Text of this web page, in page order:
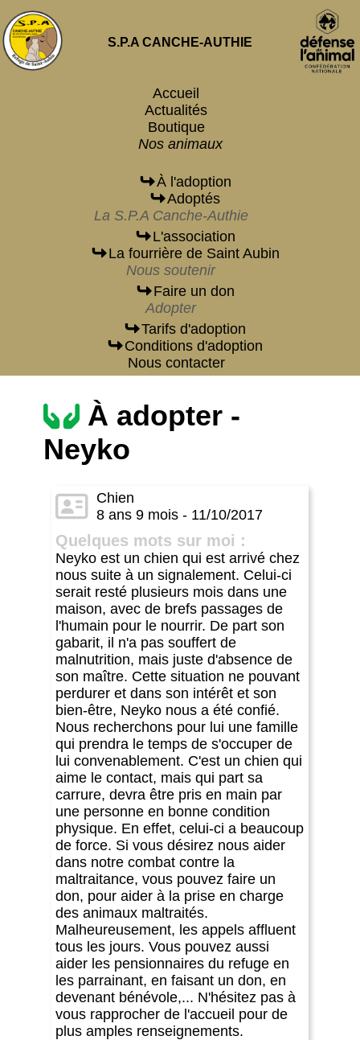
S.P.A CANCHE-AUTHIE
Accueil
Actualités
Boutique
Nos animaux
À l'adoption
Adoptés
La S.P.A Canche-Authie
L'association
La fourrière de Saint Aubin
Nous soutenir
Faire un don
Adopter
Tarifs d'adoption
Conditions d'adoption
Nous contacter
À adopter -
Neyko
Chien
8 ans 9 mois - 11/10/2017
Quelques mots sur moi :
Neyko est un chien qui est arrivé chez
nous suite à un signalement. Celui-ci
serait resté plusieurs mois dans une
maison, avec de brefs passages de
l'humain pour le nourrir. De part son
gabarit, il n'a pas souffert de
malnutrition, mais juste d'absence de
son maître. Cette situation ne pouvant
perdurer et dans son intérêt et son
bien-être, Neyko nous a été confié.
Nous recherchons pour lui une famille
qui prendra le temps de s'occuper de
lui convenablement. C'est un chien qui
aime le contact, mais qui part sa
carrure, devra être pris en main par
une personne en bonne condition
physique. En effet, celui-ci a beaucoup
de force. Si vous désirez nous aider
dans notre combat contre la
maltraitance, vous pouvez faire un
don, pour aider à la prise en charge
des animaux maltraités.
Malheureusement, les appels affluent
tous les jours. Vous pouvez aussi
aider les pensionnaires du refuge en
les parrainant, en faisant un don, en
devenant bénévole,... N'hésitez pas à
vous rapprocher de l'accueil pour de
plus amples renseignements.